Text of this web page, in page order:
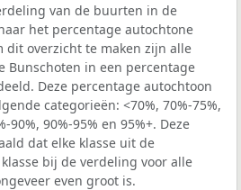
van de buurten in de
het percentage autochtone
dit overzicht te maken zijn alle
Bunschoten in een percentage
Deze percentage autochtoon
categorieën: <70%, 70%-75%,
90%, 90%-95% en 95%+. Deze
dat elke klasse uit de
bij de verdeling voor alle
even groot is.